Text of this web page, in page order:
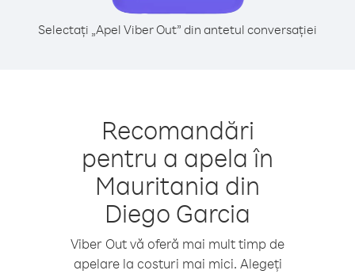
Selectați „Apel Viber Out” din antetul conversației
Recomandări
pentru a apela în
Mauritania din
Diego Garcia
Viber Out vă oferă mai mult timp de
apelare la costuri mai mici. Alegeți